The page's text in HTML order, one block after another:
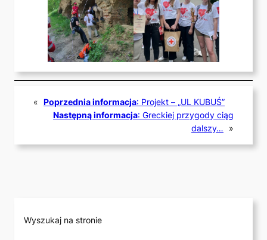
« Poprzednia informacja: Projekt – „UL KUBUŚ”
Następną informacja: Greckiej przygody ciąg
dalszy…
»
Wyszukaj na stronie